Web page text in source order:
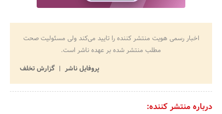
اخبار رسمی هویت منتشر کننده را تایید می‌کند ولی مسئولیت صحت
مطلب منتشر شده بر عهده ناشر است.
پروفایل ناشر
گزارش تخلف
درباره منتشر کننده: